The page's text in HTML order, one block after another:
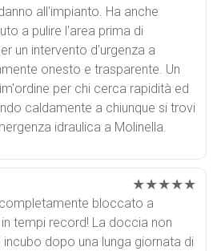
all'impianto. Ha anche
a pulire l'area prima di
un intervento d'urgenza a
onesto e trasparente. Un
per chi cerca rapidità ed
caldamente a chiunque si trovi
idraulica a Molinella.
★★★★★
bloccato a
tempi record! La doccia non
dopo una lunga giornata di